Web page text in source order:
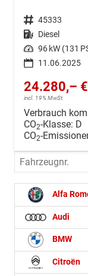
Fahrzeugnr. 45333
Kraftstoff Diesel
Leistung 96 kW (131
11.06.2025
24.280,– €
incl. 19% MwSt.
Verbrauch
CO2-Klasse: D
CO2-
Fahrzeugnr.
Alfa
Audi
BMW
Citroën